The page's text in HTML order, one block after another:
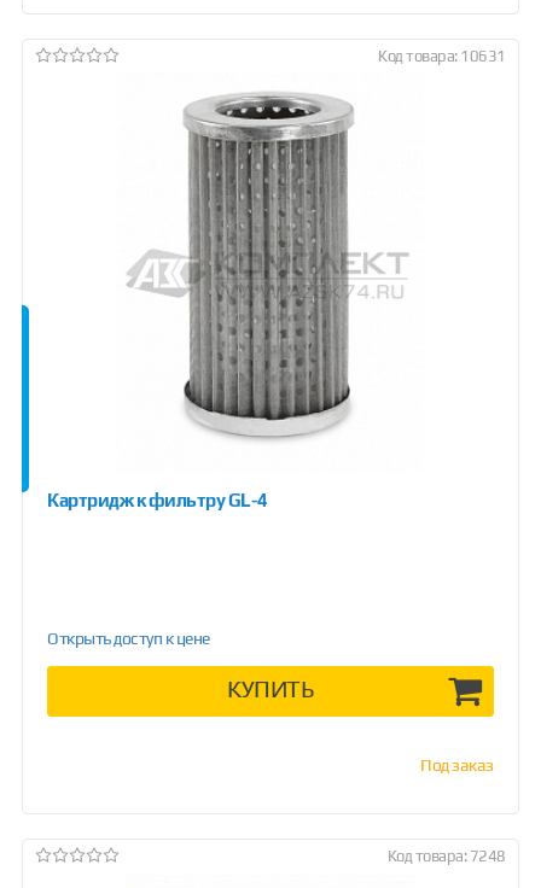
Код товара: 10631
Картридж к фильтру GL-4
Открыть доступ к цене
КУПИТЬ
Под заказ
Код товара: 7248